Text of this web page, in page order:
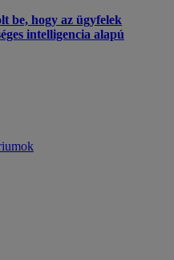
be, hogy az ügyfelek
intelligencia alapú